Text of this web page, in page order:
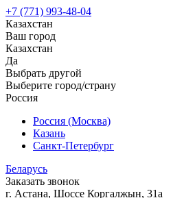
+7 (771) 993-48-04
Казахстан
Ваш город
Казахстан
Да
Выбрать другой
Выберите город/страну
Россия
Россия (Москва)
Казань
Санкт-Петербург
Беларусь
Заказать звонок
г. Астана, Шоссе Коргалжын, 31а